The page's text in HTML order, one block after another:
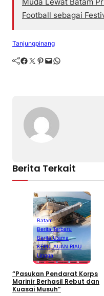
Football sebagai
Tanjungpinang
Facebook Twitter Pinterest Mail WhatsApp
Berita Terkait
Batam
Berita Terbaru
Berita Utama
KEPULAUAN RIAU
Lingga
“Pasukan Pendarat Korps
Marinir Berhasil Rebut dan
Kuasai Musuh”